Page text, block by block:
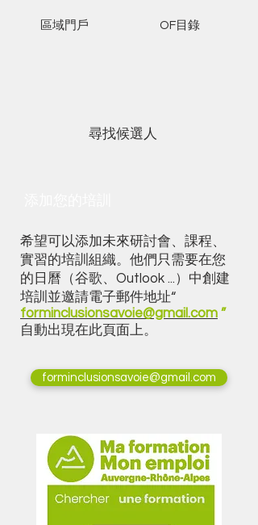
區域門戶 OF目錄
尋找候選人
希望可以添加未來研討會、課程、
實習的培訓組織。他們只需要在您
的日曆（谷歌、Outlook ...）中創建
培訓並邀請電子郵件地址“
forminclusionsavoie@gmail.com ”
自動出現在此頁面上。
forminclusionsavoie@gmail.com